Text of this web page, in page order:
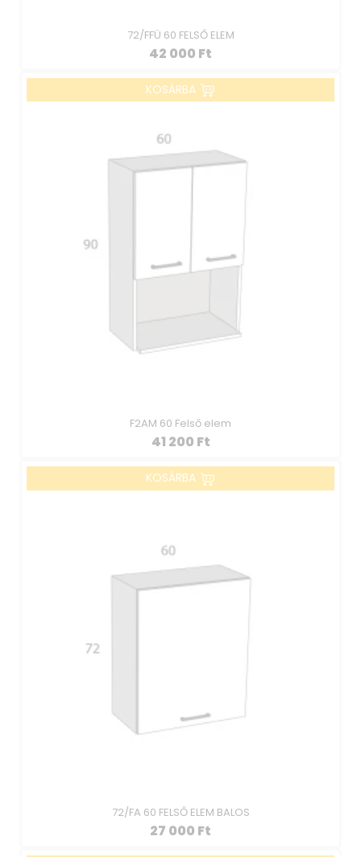
72/FFÜ 60 FELSŐ ELEM
42 000 Ft
KOSÁRBA
F2AM 60 Felső elem
41 200 Ft
KOSÁRBA
72/FA 60 FELSŐ ELEM BALOS
27 000 Ft